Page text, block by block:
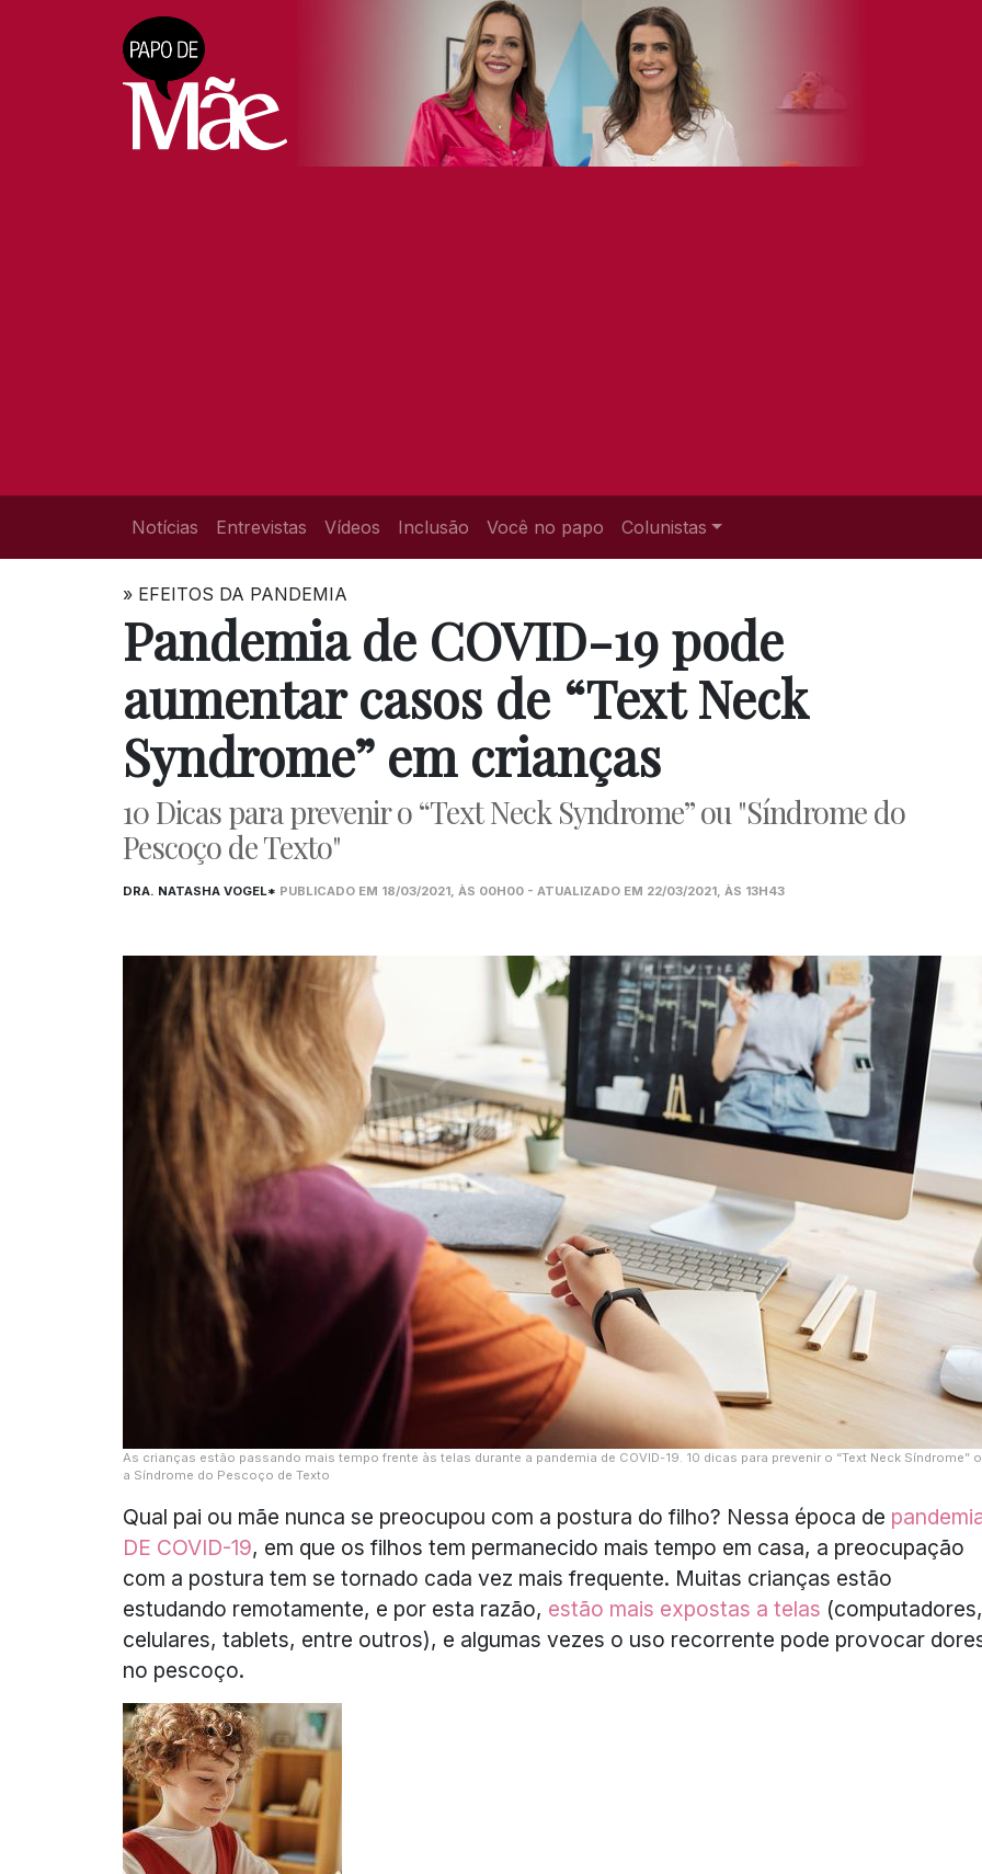
Notícias Entrevistas Vídeos Inclusão Você no papo Colunistas
» EFEITOS DA PANDEMIA
Pandemia de COVID-19 pode
aumentar casos de “Text Neck
Syndrome” em crianças
10 Dicas para prevenir o “Text Neck Syndrome” ou "Síndrome do
Pescoço de Texto"
DRA. NATASHA VOGEL* PUBLICADO EM 18/03/2021, ÀS 00H00 - ATUALIZADO EM 22/03/2021, ÀS 13H43
As crianças estão passando mais tempo frente às telas durante a pandemia de COVID-19. 10 dicas para prevenir o “Text Neck Síndrome”
a Síndrome do Pescoço de Texto
Qual pai ou mãe nunca se preocupou com a postura do filho? Nessa época de
DE COVID-19, em que os filhos tem permanecido mais tempo em casa, a preocupação
com a postura tem se tornado cada vez mais frequente. Muitas crianças estão
estudando remotamente, e por esta razão, estão mais expostas a telas (computadores,
celulares, tablets, entre outros), e algumas vezes o uso recorrente pode provocar
no pescoço.